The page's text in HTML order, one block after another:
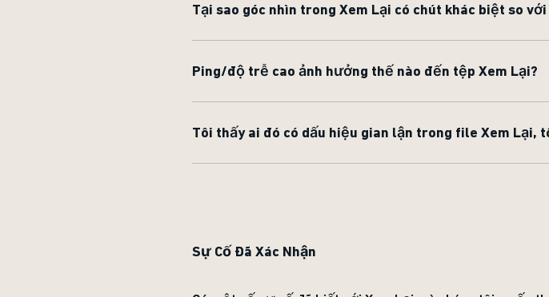
Tại sao góc nhìn trong Xem Lại có chút khác biệt so
Ping/độ trễ cao ảnh hưởng thế nào đến tệp Xem Lại?
Tôi thấy ai đó có dấu hiệu gian lận trong file Xem Lại,
Sự Cố Đã Xác Nhận